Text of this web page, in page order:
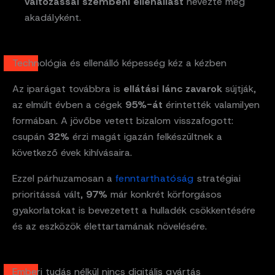
akadályként.
Technológia és ellenálló képesség kéz a kézben
Az iparágat továbbra is ellátási lánc zavarok sújtják,
az elmúlt évben a cégek 95%-át érintették valamilyen
formában. A jövőbe vetett bizalom visszafogott:
csupán 32% érzi magát igazán felkészültnek a
következő évek kihívásaira.
Ezzel párhuzamosan a fenntarthatóság stratégiai
prioritássá vált, 97% már konkrét körforgásos
gyakorlatokat is bevezetett a hulladék csökkentésére
és az eszközök élettartamának növelésére.
Emberi tudás nélkül nincs digitális gyártás